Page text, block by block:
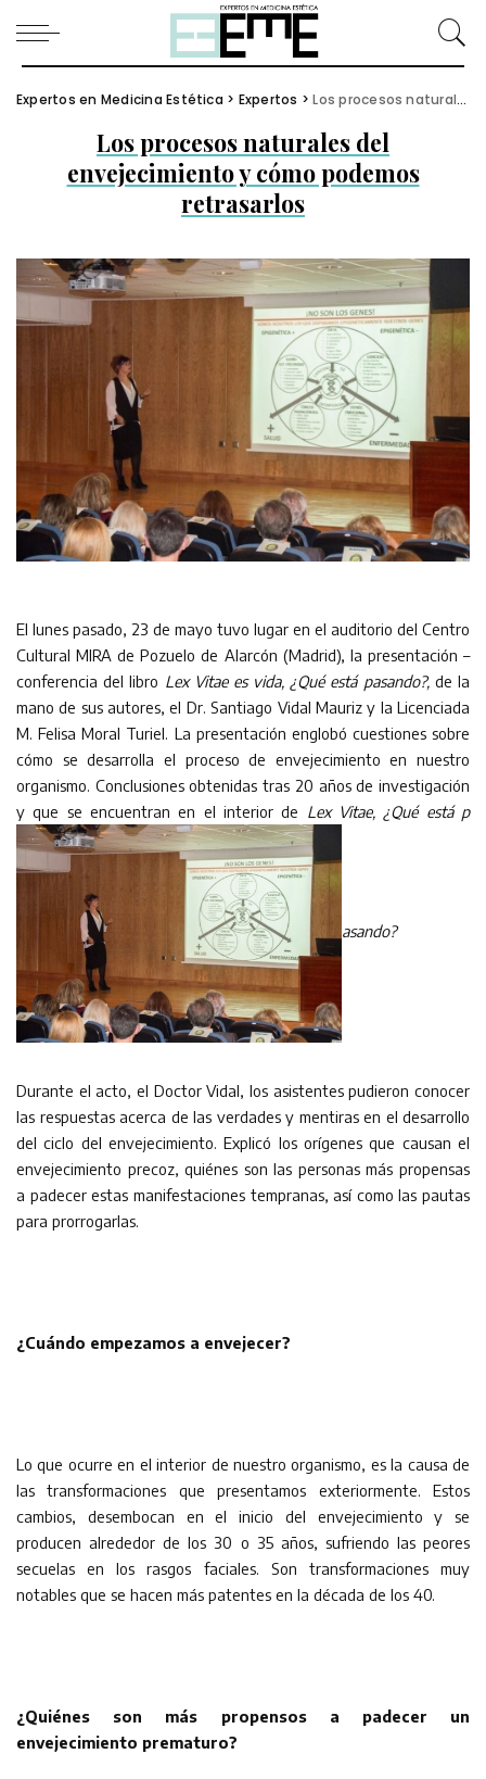
Expertos en Medicina Estética > Expertos >Los procesos naturales del envejecimiento y cómo podemos retrasarlos
Los procesos naturales del
envejecimiento y cómo podemos
retrasarlos
El lunes pasado, 23 de mayo tuvo lugar en el auditorio del Centro
Cultural MIRA de Pozuelo de Alarcón (Madrid), la presentación –
conferencia del libro Lex Vitae es vida, ¿Qué está pasando?, de la
mano de sus autores, el Dr. Santiago Vidal Mauriz y la Licenciada
M. Felisa Moral Turiel. La presentación englobó cuestiones sobre
cómo se desarrolla el proceso de envejecimiento en nuestro
organismo. Conclusiones obtenidas tras 20 años de investigación
y que se encuentran en el interior de Lex Vitae, ¿Qué está p
asando?
Durante el acto, el Doctor Vidal, los asistentes pudieron conocer
las respuestas acerca de las verdades y mentiras en el desarrollo
del ciclo del envejecimiento. Explicó los orígenes que causan el
envejecimiento precoz, quiénes son las personas más propensas
a padecer estas manifestaciones tempranas, así como las pautas
para prorrogarlas.
¿Cuándo empezamos a envejecer?
Lo que ocurre en el interior de nuestro organismo, es la causa de
las transformaciones que presentamos exteriormente. Estos
cambios, desembocan en el inicio del envejecimiento y se
producen alrededor de los 30 o 35 años, sufriendo las peores
secuelas en los rasgos faciales. Son transformaciones muy
notables que se hacen más patentes en la década de los 40.
¿Quiénes son más propensos a padecer un
envejecimiento prematuro?